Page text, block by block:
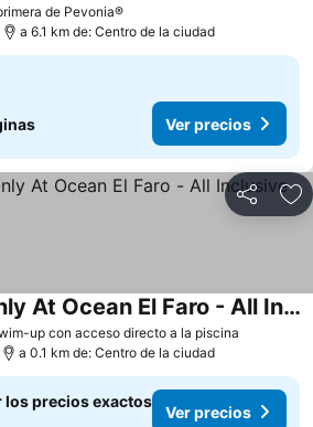
de Pevonia®
a 6.1 km de: Centro de la ciudad
Ver precios
Compartir
up con acceso directo a la piscina
El Beso Adults Only At Ocean El Faro - All Inclusive
a 0.1 km de: Centro de la ciudad
los precios exactos
Ver precios